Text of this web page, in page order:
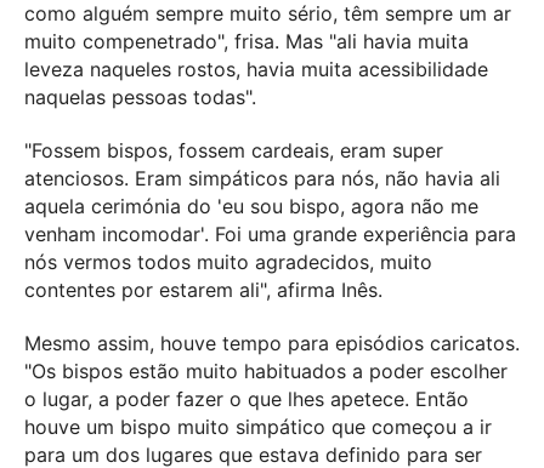
como alguém sempre muito sério, têm sempre um ar
muito compenetrado", frisa. Mas "ali havia muita
leveza naqueles rostos, havia muita acessibilidade
naquelas pessoas todas".
"Fossem bispos, fossem cardeais, eram super
atenciosos. Eram simpáticos para nós, não havia ali
aquela cerimónia do 'eu sou bispo, agora não me
venham incomodar'. Foi uma grande experiência para
nós vermos todos muito agradecidos, muito
contentes por estarem ali", afirma Inês.
Mesmo assim, houve tempo para episódios caricatos.
"Os bispos estão muito habituados a poder escolher
o lugar, a poder fazer o que lhes apetece. Então
houve um bispo muito simpático que começou a ir
para um dos lugares que estava definido para ser